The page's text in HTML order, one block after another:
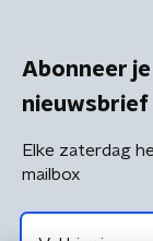
Abonneer
nieuwsbrief
Elke zaterdag
mailbox